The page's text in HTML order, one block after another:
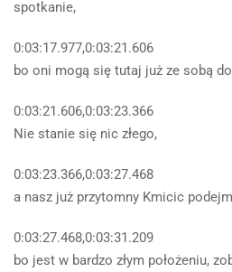
spotkanie,
0:03:17.977,0:03:21.606
bo oni mogą się tutaj już ze sobą
0:03:21.606,0:03:23.366
Nie stanie się nic złego,
0:03:23.366,0:03:27.468
a nasz już przytomny Kmicic
0:03:27.468,0:03:31.209
bo jest w bardzo złym położeniu,